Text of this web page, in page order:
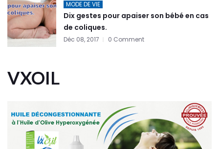
MODE DE VIE
Dix gestes pour apaiser son bébé en cas
de coliques.
Déc 08, 2017 0 Comment
VXOIL